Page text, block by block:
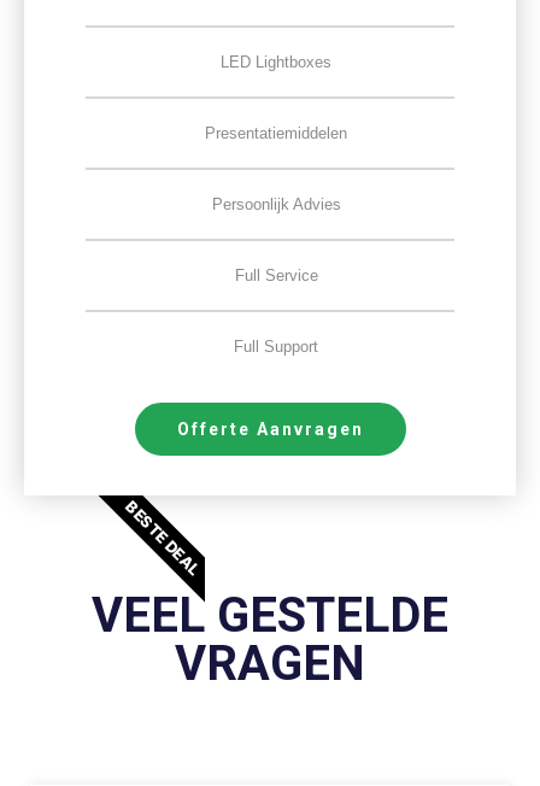
LED Lightboxes
Presentatiemiddelen
Persoonlijk Advies
Full Service
Full Support
Offerte Aanvragen
BESTE DEAL
VEEL GESTELDE
VRAGEN